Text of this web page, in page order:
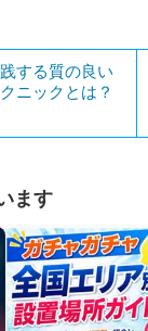
する質の良い
ニックとは？
ます